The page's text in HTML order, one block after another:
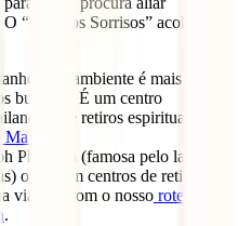
“País dos Sorrisos” acolhe os
o ambiente é mais fresco
budistas. É um centro
e retiros espirituais. Vê
Phangan (famosa pelo lado
oferecem centros de retiro à
viagem com o nosso roteiro de
.